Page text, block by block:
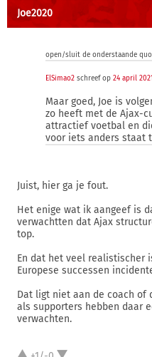
Joe2020
open/sluit de onderstaande
ElSimao2 schreef op 24 april
Maar goed, Joe is
zo heeft met de Ajax-
attractief voetbal en
voor iets anders staat
Juist, hier ga je fout.
Het enige wat ik aangeef is
verwachtten dat Ajax
top.
En dat het veel realistischer
Europese successen
Dat ligt niet aan de coach of
als supporters hebben daar
verwachten.